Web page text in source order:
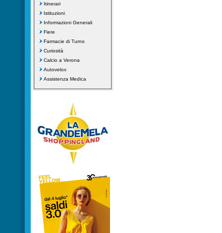
Itinerari
Istituzioni
Informazioni Generali
Fiere
Farmacie di Turno
Curiosità
Calcio a Verona
Autovelox
Assistenza Medica